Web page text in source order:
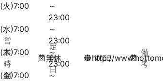
営
業
時
間
(火)7:00
～
23:00
(水)7:00
～
23:00
(木)7:00
～
23:00
(金)7:00
～
定
休
日
無休 WEB
http://
備
考